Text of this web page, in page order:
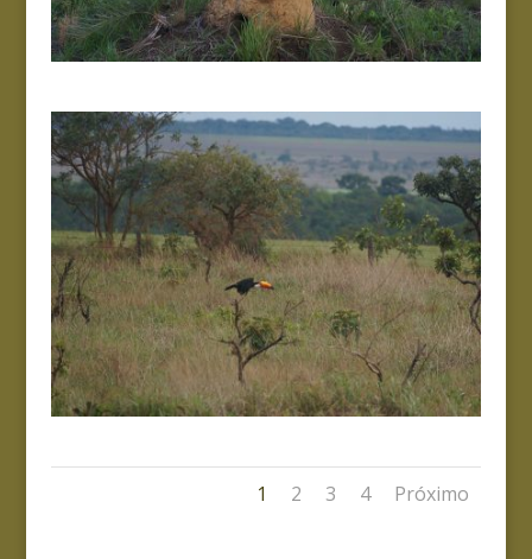
1 2 3 4 Próximo